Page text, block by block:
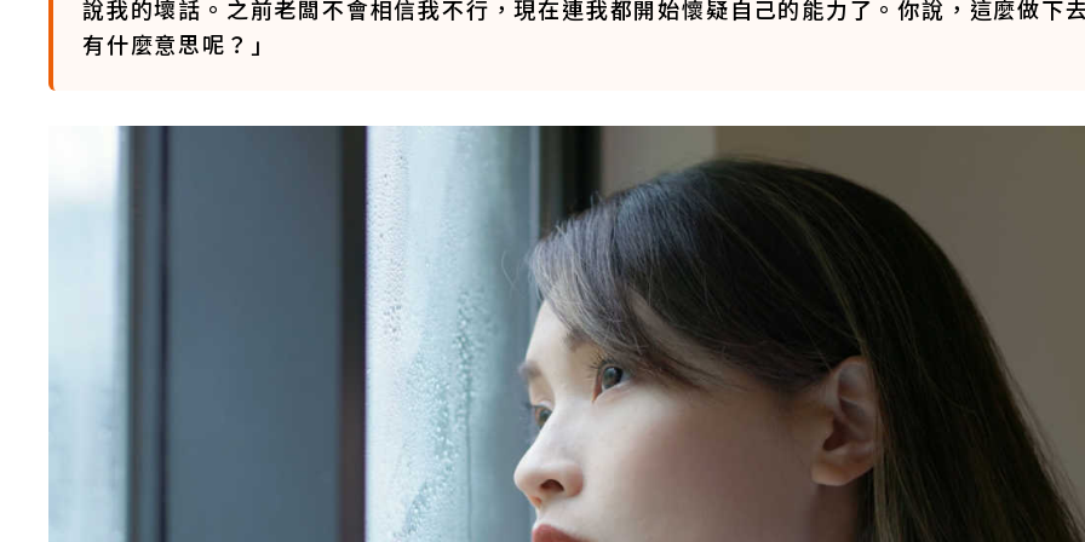
說我的壞話。之前老闆不會相信我不行，現在連我都開始懷疑自己的能力了。你說，這麼做下
有什麼意思呢？」